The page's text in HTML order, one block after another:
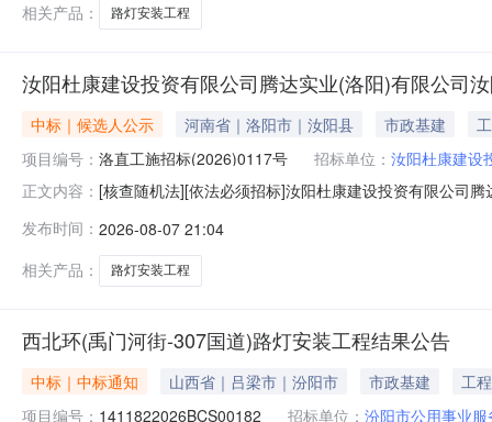
相关产品：
路灯安装工程
汝阳杜康建设投资有限公司腾达实业(洛阳)有限公司
中标｜候选人公示 河南省｜洛阳市｜汝阳县 市政基建
项目编号： 洛直工施招标(2026)0117号 招标单位： 汝阳杜康建设
正文内容： [核查随机法][依法必须招标]汝阳杜康建设投资有限公司
一、中标候选人投标信息（一）中标候选人：郑州大发
发布时间： 2026-08-07 21:04
相关产品：
路灯安装工程
西北环(禹门河街-307国道)路灯安装工程结果公告
中标｜中标通知 山西省｜吕梁市｜汾阳市 市政基建
工程
项目编号： 1411822026BCS00182 招标单位： 汾阳市公用事业